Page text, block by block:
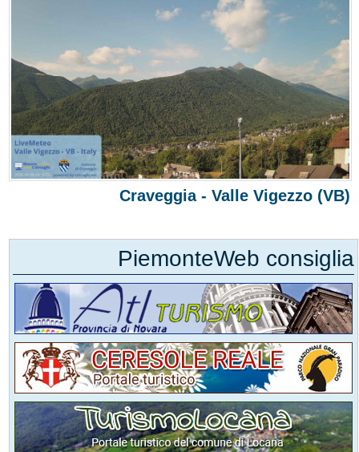
Craveggia - Valle Vigezzo (VB)
PiemonteWeb consiglia